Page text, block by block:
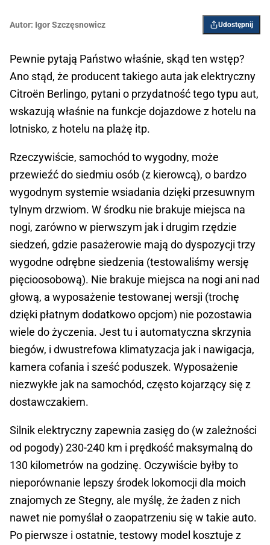
Autor: Igor Szczęsnowicz Udostępnij
Pewnie pytają Państwo właśnie, skąd ten wstęp?
Ano stąd, że producent takiego auta jak elektryczny
Citroën Berlingo, pytani o przydatność tego typu aut,
wskazują właśnie na funkcje dojazdowe z hotelu na
lotnisko, z hotelu na plażę itp.
Rzeczywiście, samochód to wygodny, może
przewieźć do siedmiu osób (z kierowcą), o bardzo
wygodnym systemie wsiadania dzięki przesuwnym
tylnym drzwiom. W środku nie brakuje miejsca na
nogi, zarówno w pierwszym jak i drugim rzędzie
siedzeń, gdzie pasażerowie mają do dyspozycji trzy
wygodne odrębne siedzenia (testowaliśmy wersję
pięcioosobową). Nie brakuje miejsca na nogi ani nad
głową, a wyposażenie testowanej wersji (trochę
dzięki płatnym dodatkowo opcjom) nie pozostawia
wiele do życzenia. Jest tu i automatyczna skrzynia
biegów, i dwustrefowa klimatyzacja jak i nawigacja,
kamera cofania i sześć poduszek. Wyposażenie
niezwykłe jak na samochód, często kojarzący się z
dostawczakiem.
Silnik elektryczny zapewnia zasięg do (w zależności
od pogody) 230-240 km i prędkość maksymalną do
130 kilometrów na godzinę. Oczywiście byłby to
nieporównanie lepszy środek lokomocji dla moich
znajomych ze Stegny, ale myślę, że żaden z nich
nawet nie pomyślał o zaopatrzeniu się w takie auto.
Po pierwsze i ostatnie, testowy model kosztuje z